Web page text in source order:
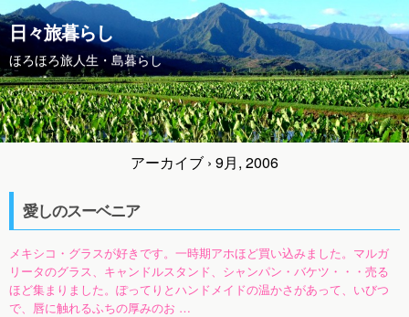
日々旅暮らし
ほろほろ旅人生・島暮らし
アーカイブ › 9月, 2006
愛しのスーベニア
メキシコ・グラスが好きです。一時期アホほど買い込みました。マルガ
リータのグラス、キャンドルスタンド、シャンパン・バケツ・・・売る
ほど集まりました。ぽってりとハンドメイドの温かさがあって、いびつ
で、唇に触れるふちの厚みのお …